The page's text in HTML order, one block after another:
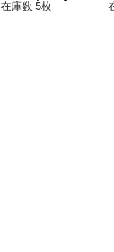
【VR】{RP095/
在庫数 5枚